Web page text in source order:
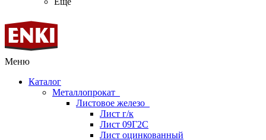
Меню
Каталог
Металлопрокат
Листовое железо
Лист г/к
Лист 09Г2С
Лист оцинкованный